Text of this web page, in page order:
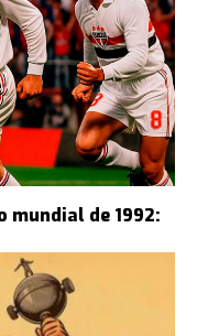
de 1992: